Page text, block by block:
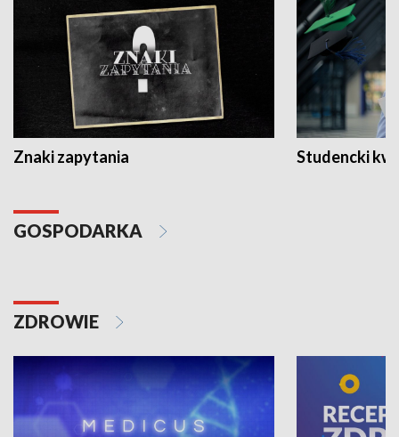
Znaki zapytania Studencki
GOSPODARKA
ZDROWIE